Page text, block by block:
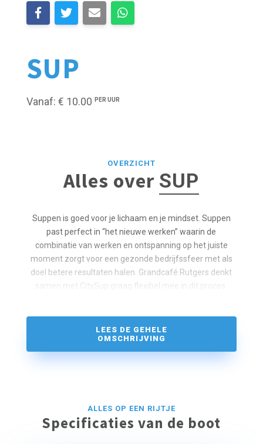
SUP
Vanaf: € 10.00 PER UUR
OVERZICHT
Alles over SUP
Suppen is goed voor je lichaam en je mindset. Suppen
past perfect in “het nieuwe werken” waarin de
combinatie van werken en ontspanning op het juiste
moment zorgt voor een gezonde bedrijfssfeer met als
doel betere resultaten halen. Grandcafé Rutgers denkt
samen met CitySup graag flexibel mee in dit proces.
LEES DE GEHELE
OMSCHRIJVING
ALLES OP EEN RIJTJE
Specificaties van de boot